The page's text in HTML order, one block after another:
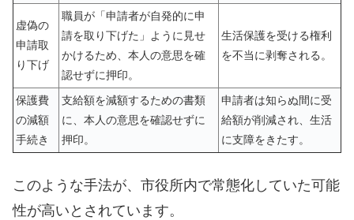
虚偽の
申請取
り下げ
職員が「申請者が自発的に申
請を取り下げた」ように見せ
かけるため、本人の意思を確
認せずに押印。
生活保護を受ける権利
を不当に剥奪される。
保護費
の減額
手続き
支給額を減額するための書類
に、本人の意思を確認せずに
押印。
申請者は知らぬ間に受
給額が削減され、生活
に支障をきたす。
このような手法が、市役所内で常態化していた可能
性が高いとされています。